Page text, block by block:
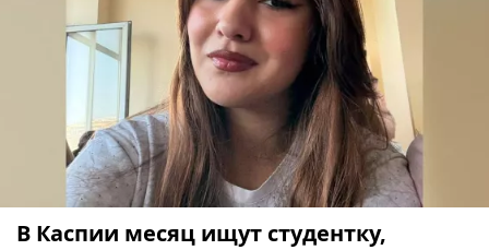
В Каспии месяц ищут студентку,